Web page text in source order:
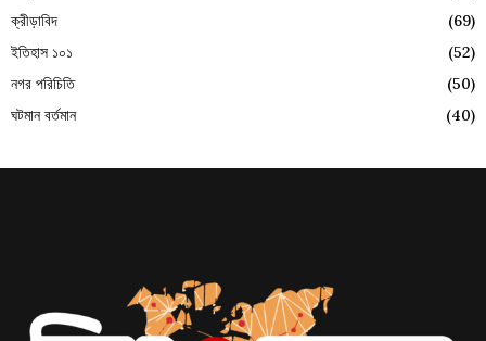
ক্রীড়াবিদ
(69)
ইতিহাস ১০১
(52)
নগর পরিচিতি
(50)
ঘটমান বর্তমান
(40)